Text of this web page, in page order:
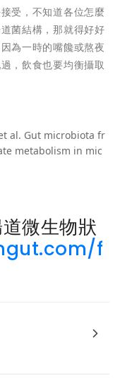
受，不知道各位怎麼
菌結構，那就得好好
為一時的嘴饞或熬夜
，飲食也要均衡攝取
et al. Gut microbiota fr
metabolism in mic
微生物狀
f